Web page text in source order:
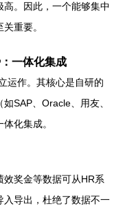
。因此，一个能够集中
重要。
一体化集成
运作。其核心是自研的
SAP、Oracle、用友、
化集成。
效奖金等数据可从HR系
导出，杜绝了数据不一